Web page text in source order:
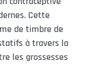
Cette
de timbre de
à travers la
les grossesses